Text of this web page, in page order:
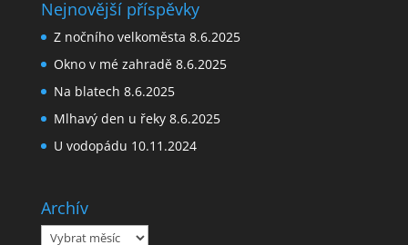
Nejnovější příspěvky
Z nočního velkoměsta 8.6.2025
Okno v mé zahradě 8.6.2025
Na blatech 8.6.2025
Mlhavý den u řeky 8.6.2025
U vodopádu 10.11.2024
Archív
Archív